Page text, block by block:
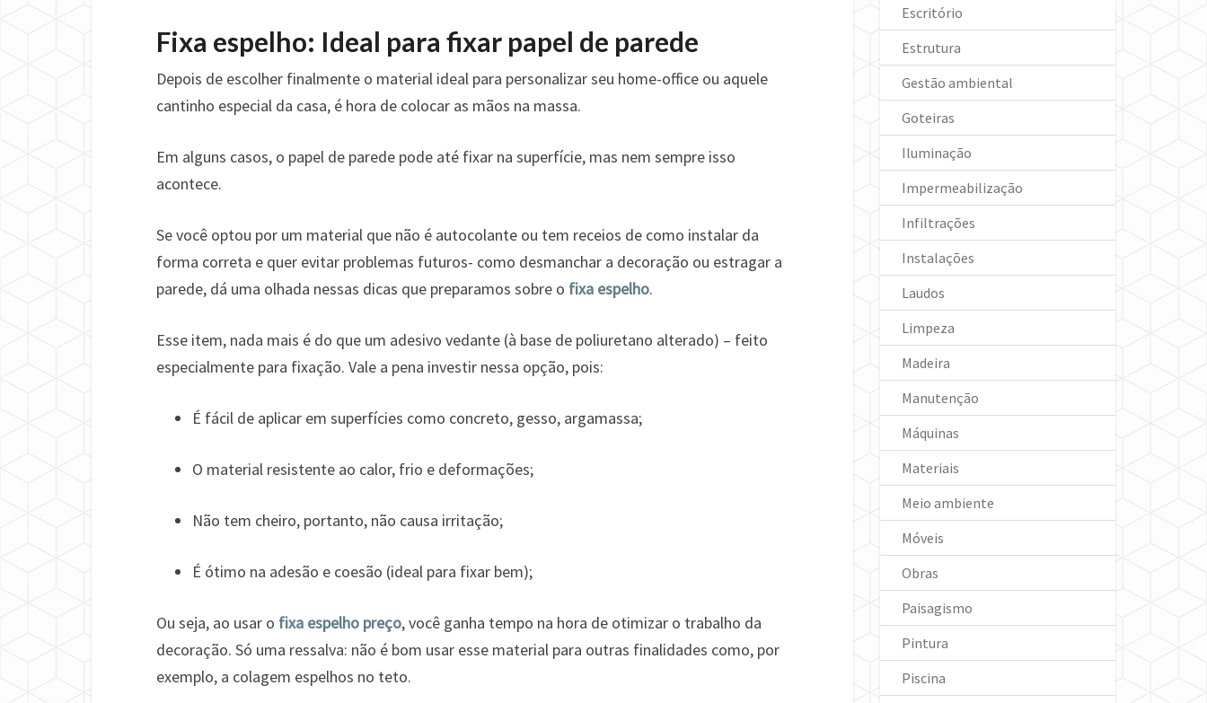
Fixa espelho: Ideal para fixar papel de parede
Depois de escolher finalmente o material ideal para personalizar seu home-office ou aquele
cantinho especial da casa, é hora de colocar as mãos na massa.
Em alguns casos, o papel de parede pode até fixar na superfície, mas nem sempre isso
acontece.
Se você optou por um material que não é autocolante ou tem receios de como instalar da
forma correta e quer evitar problemas futuros- como desmanchar a decoração ou estragar a
parede, dá uma olhada nessas dicas que preparamos sobre o fixa espelho.
Esse item, nada mais é do que um adesivo vedante (à base de poliuretano alterado) – feito
especialmente para fixação. Vale a pena investir nessa opção, pois:
É fácil de aplicar em superfícies como concreto, gesso, argamassa;
O material resistente ao calor, frio e deformações;
Não tem cheiro, portanto, não causa irritação;
É ótimo na adesão e coesão (ideal para fixar bem);
Ou seja, ao usar o fixa espelho preço, você ganha tempo na hora de otimizar o trabalho da
decoração. Só uma ressalva: não é bom usar esse material para outras finalidades como, por
exemplo, a colagem espelhos no teto.
Escritório
Estrutura
Gestão ambiental
Goteiras
Iluminação
Impermeabilização
Infiltrações
Instalações
Laudos
Limpeza
Madeira
Manutenção
Máquinas
Materiais
Meio ambiente
Móveis
Obras
Paisagismo
Pintura
Piscina